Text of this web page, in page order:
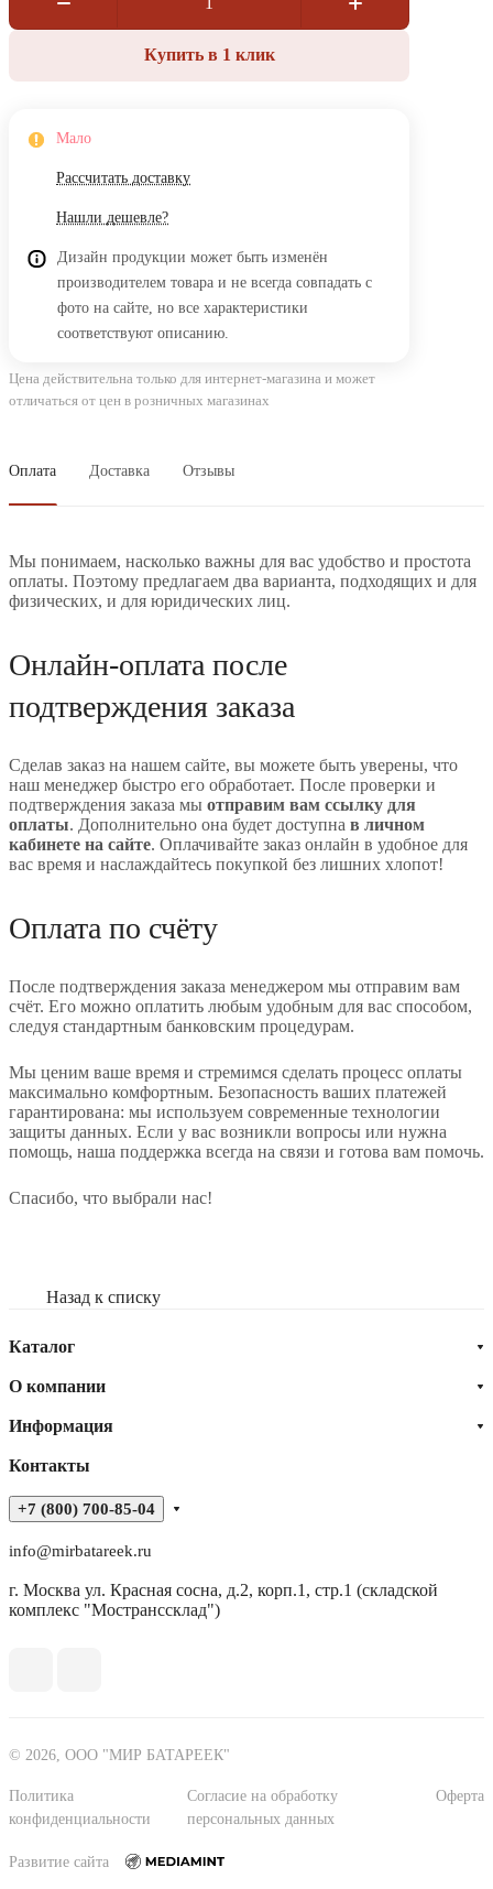
Купить в 1 клик
Мало
Рассчитать доставку
Нашли дешевле?
Дизайн продукции может быть изменён
производителем товара и не всегда совпадать с
фото на сайте, но все характеристики
соответствуют описанию.
Цена действительна только для интернет-магазина и может
отличаться от цен в розничных магазинах
Оплата Доставка Отзывы
Мы понимаем, насколько важны для вас удобство и простота
оплаты. Поэтому предлагаем два варианта, подходящих и для
физических, и для юридических лиц.
Онлайн-оплата после
подтверждения заказа
Сделав заказ на нашем сайте, вы можете быть уверены, что
наш менеджер быстро его обработает. После проверки и
подтверждения заказа мы отправим вам ссылку для
оплаты. Дополнительно она будет доступна в личном
кабинете на сайте. Оплачивайте заказ онлайн в удобное для
вас время и наслаждайтесь покупкой без лишних хлопот!
Оплата по счёту
После подтверждения заказа менеджером мы отправим вам
счёт. Его можно оплатить любым удобным для вас способом,
следуя стандартным банковским процедурам.
Мы ценим ваше время и стремимся сделать процесс оплаты
максимально комфортным. Безопасность ваших платежей
гарантирована: мы используем современные технологии
защиты данных. Если у вас возникли вопросы или нужна
помощь, наша поддержка всегда на связи и готова вам помочь.
Спасибо, что выбрали нас!
Назад к списку
Каталог
О компании
Информация
Контакты
+7 (800) 700-85-04
info@mirbatareek.ru
г. Москва ул. Красная сосна, д.2, корп.1, стр.1 (складской
комплекс "Мостранссклад")
© 2026, ООО "МИР БАТАРЕЕК"
Политика
конфиденциальности
Согласие на обработку
персональных данных
Оферта
Развитие сайта